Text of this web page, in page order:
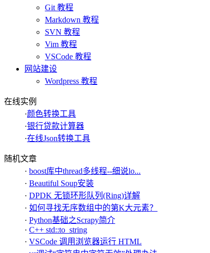
Git 教程
Markdown 教程
SVN 教程
Vim 教程
VSCode 教程
网站建设
Wordpress 教程
在线实例
·颜色转换工具
·银行贷款计算器
·在线Json转换工具
随机文章
· boost库中thread多线程--细说lo...
· Beautiful Soup安装
· DPDK 无锁环形队列(Ring)详解
· 如何寻找无序数组中的第K大元素？
· Python基础之Scrapy简介
· C++ std::to_string
· VSCode 调用浏览器运行 HTML